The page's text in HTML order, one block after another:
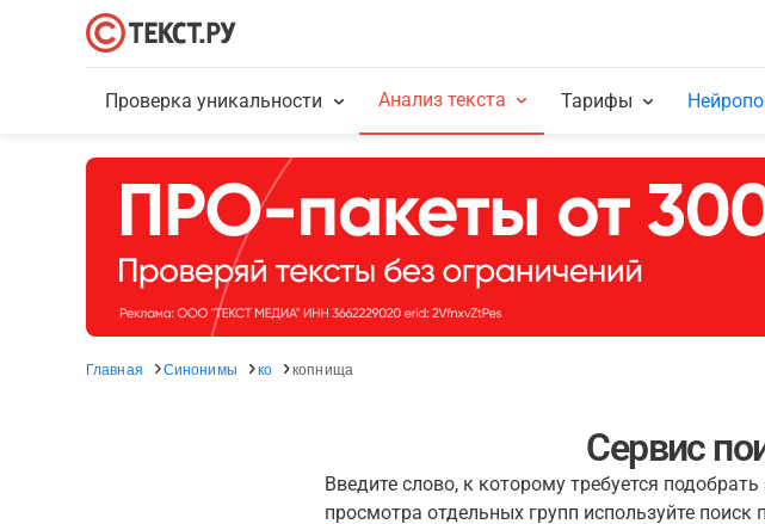
Проверка уникальности Анализ текста Тарифы
Главная Синонимы ко копнища
Сервис
Введите слово, к которому требуется
просмотра отдельных групп используйте поиск